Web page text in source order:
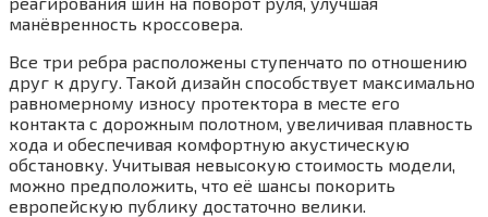
манёвренность кроссовера.
Все три ребра расположены ступенчато по отношению
друг к другу. Такой дизайн способствует максимально
равномерному износу протектора в месте его
контакта с дорожным полотном, увеличивая плавность
хода и обеспечивая комфортную акустическую
обстановку. Учитывая невысокую стоимость модели,
можно предположить, что её шансы покорить
европейскую публику достаточно велики.